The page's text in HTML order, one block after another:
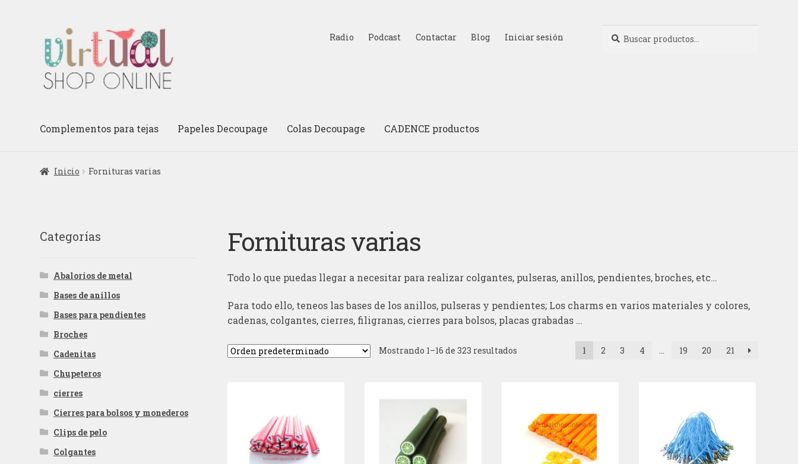
la
navegación
al
contenido
Radio Podcast Contactar Blog Iniciar sesión
por:
Complementos para tejas Papeles Decoupage Colas Decoupage CADENCE productos
Inicio Fornituras varias
Fornituras varias
Todo lo que puedas llegar a necesitar para realizar colgantes, pulseras, anillos, pendientes, broches, etc…
Para todo ello, teneos las bases de los anillos, pulseras y pendientes; Los charms en varios materiales y colores,
cadenas, colgantes, cierres, filigranas, cierres para bolsos, placas grabadas …
Mostrando 1–16 de 323 resultados 1 2 3 4 19 20 21
Categorías
Abalorios de metal
Bases de anillos
Bases para pendientes
Broches
Cadenitas
Chupeteros
cierres
Cierres para bolsos y monederos
Clips de pelo
Colgantes